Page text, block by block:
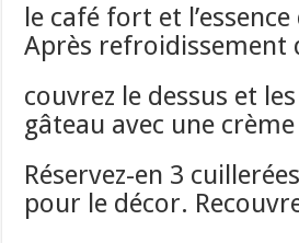
le café fort et
Après refroidissement
couvrez le dessus et
gâteau avec une
Réservez-en 3
pour le décor.